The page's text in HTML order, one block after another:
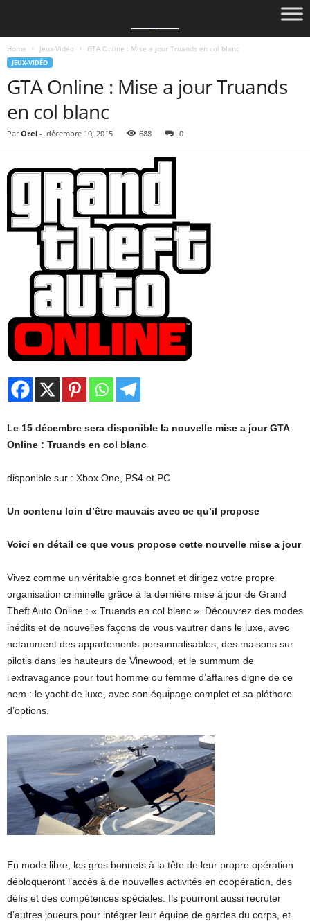
Home Jeux-Vidéo GTA Online : Mise a jour Truands en col blanc
JEUX-VIDÉO
GTA Online : Mise a jour Truands
en col blanc
Par Orel - décembre 10, 2015 688 0
Le 15 décembre sera disponible la nouvelle mise a jour GTA
Online : Truands en col blanc
disponible sur : Xbox One, PS4 et PC
Un contenu loin d’être mauvais avec ce qu’il propose
Voici en détail ce que vous propose cette nouvelle mise a jour
Vivez comme un véritable gros bonnet et dirigez votre propre
organisation criminelle grâce à la dernière mise à jour de Grand
Theft Auto Online : « Truands en col blanc ». Découvrez des modes
inédits et de nouvelles façons de vous vautrer dans le luxe, avec
notamment des appartements personnalisables, des maisons sur
pilotis dans les hauteurs de Vinewood, et le summum de
l’extravagance pour tout homme ou femme d’affaires digne de ce
nom : le yacht de luxe, avec son équipage complet et sa pléthore
d’options.
En mode libre, les gros bonnets à la tête de leur propre opération
débloqueront l’accès à de nouvelles activités en coopération, des
défis et des compétences spéciales. Ils pourront aussi recruter
d’autres joueurs pour intégrer leur équipe de gardes du corps, et